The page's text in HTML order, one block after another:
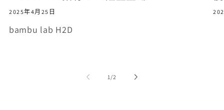
2025年4月25日
bambu lab H2D
1//2